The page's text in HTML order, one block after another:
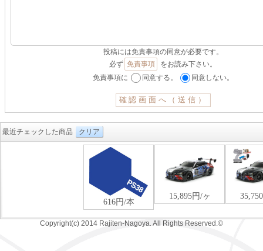
投稿には免責事項の同意が必要です。
必ず 免責事項
をお読み下さい。
免責事項に
同意する。 同意しない。
最近チェックした商品 クリア
Copyright(c) 2014 Rajiten-Nagoya. All Rights Reserved.©